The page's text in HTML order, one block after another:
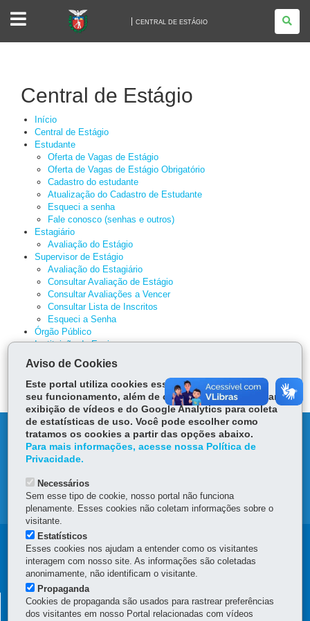
CENTRAL
ESTÁGIO
CENTRAL DE ESTÁGIO
Central de Estágio
Início
Central de Estágio
Estudante
Oferta de Vagas de Estágio
Oferta de Vagas de Estágio Obrigatório
Cadastro do estudante
Atualização do Cadastro de Estudante
Esqueci a senha
Fale conosco (senhas e outros)
Estagiário
Avaliação do Estágio
Supervisor de Estágio
Avaliação do Estagiário
Consultar Avaliação de Estágio
Consultar Avaliações a Vencer
Consultar Lista de Inscritos
Esqueci a Senha
Órgão Público
Instituição de Ensino
Solicitação de Inclusão de Cursos
Solicitação de Termo de Convênio
MAPA DO SITE
DENUNCIE CORRUPÇÃO
OUVIDORIA
Navegação
principal
SECRETARIA DA ADMINISTRAÇÃO E PREVIDÊNCIA -
CENTRAL DE ESTÁGIO
Aviso de Cookies
Este portal utiliza cookies essenciais para garantir
seu funcionamento, além de cookies do YouTube para
exibição de vídeos e do Google Analytics para coleta
de estatísticas de uso. Você pode escolher como
tratamos os cookies a partir das opções abaixo.
Para mais informações, acesse nossa Política de
Privacidade.
Necessários
Sem esse tipo de cookie, nosso portal não funciona
plenamente. Esses cookies não coletam informações sobre o
visitante.
Estatísticos
Esses cookies nos ajudam a entender como os visitantes
interagem com nosso site. As informações são coletadas
anonimamente, não identificam o visitante.
Propaganda
Cookies de propaganda são usados para rastrear preferências
dos visitantes em nosso Portal relacionadas com vídeos